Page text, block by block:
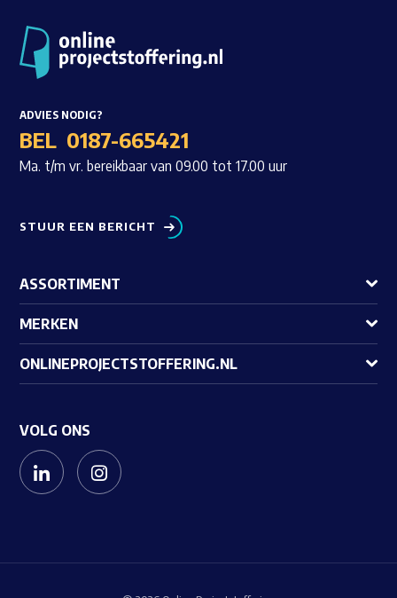
ADVIES NODIG?
BEL 0187-665421
Ma. t/m vr. bereikbaar van 09.00 tot 17.00 uur
STUUR EEN BERICHT
ASSORTIMENT
MERKEN
ONLINEPROJECTSTOFFERING.NL
VOLG ONS